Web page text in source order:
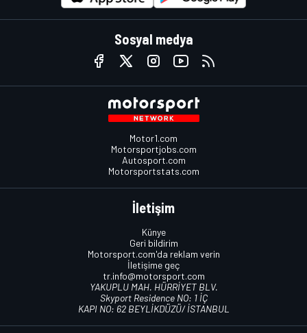
Sosyal medya
Motor1.com
Motorsportjobs.com
Autosport.com
Motorsportstats.com
İletişim
Künye
Geri bildirim
Motorsport.com'da reklam verin
İletişime geç
tr.info@motorsport.com
YAKUPLU MAH. HÜRRİYET BLV.
Skyport Residence NO: 1 İÇ
KAPI NO: 62 BEYLİKDÜZÜ/ İSTANBUL